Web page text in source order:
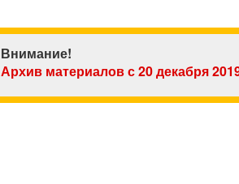
Внимание!
Архив материалов с 20 декабря